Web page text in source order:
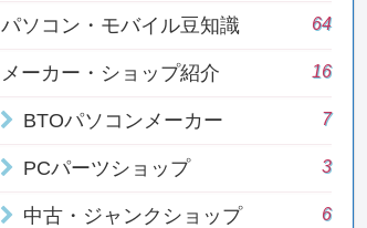
パソコン・モバイル豆知識 64
メーカー・ショップ紹介 16
BTOパソコンメーカー 7
PCパーツショップ 3
中古・ジャンクショップ 6